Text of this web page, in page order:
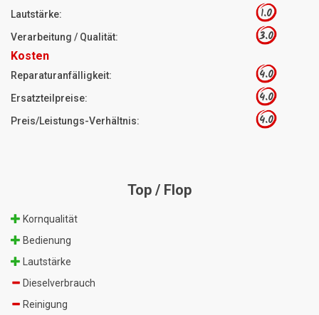
Lautstärke: 1.0
Verarbeitung / Qualität: 3.0
Kosten
Reparaturanfälligkeit: 4.0
Ersatzteilpreise: 4.0
Preis/Leistungs-Verhältnis: 4.0
Top / Flop
Kornqualität
Bedienung
Lautstärke
Dieselverbrauch
Reinigung